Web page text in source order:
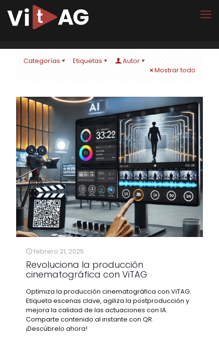
Categorías Etiquetas
Autor
Mostrar todo
febrero 21, 2025
Revoluciona la producción
cinematográfica con ViTAG
Optimiza la producción cinematográfica con ViTAG.
Etiqueta escenas clave, agiliza la postproducción y
mejora la calidad de las actuaciones con IA.
Comparte contenido al instante con QR.
¡Descúbrelo ahora!